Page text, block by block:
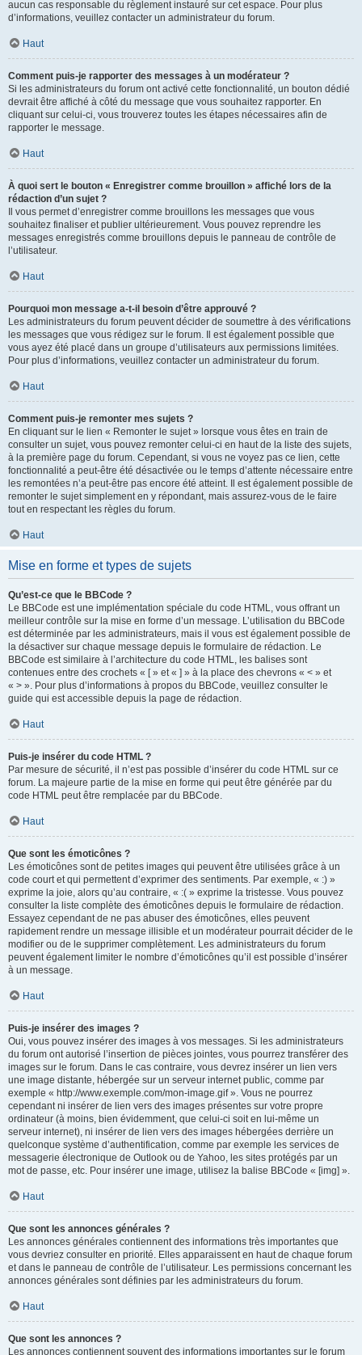
aucun cas responsable du règlement instauré sur cet espace. Pour plus
d’informations, veuillez contacter un administrateur du forum.
Haut
Comment puis-je rapporter des messages à un modérateur ?
Si les administrateurs du forum ont activé cette fonctionnalité, un bouton dédié
devrait être affiché à côté du message que vous souhaitez rapporter. En
cliquant sur celui-ci, vous trouverez toutes les étapes nécessaires afin de
rapporter le message.
Haut
À quoi sert le bouton « Enregistrer comme brouillon » affiché lors de la
rédaction d’un sujet ?
Il vous permet d’enregistrer comme brouillons les messages que vous
souhaitez finaliser et publier ultérieurement. Vous pouvez reprendre les
messages enregistrés comme brouillons depuis le panneau de contrôle de
l’utilisateur.
Haut
Pourquoi mon message a-t-il besoin d’être approuvé ?
Les administrateurs du forum peuvent décider de soumettre à des vérifications
les messages que vous rédigez sur le forum. Il est également possible que
vous ayez été placé dans un groupe d’utilisateurs aux permissions limitées.
Pour plus d’informations, veuillez contacter un administrateur du forum.
Haut
Comment puis-je remonter mes sujets ?
En cliquant sur le lien « Remonter le sujet » lorsque vous êtes en train de
consulter un sujet, vous pouvez remonter celui-ci en haut de la liste des sujets,
à la première page du forum. Cependant, si vous ne voyez pas ce lien, cette
fonctionnalité a peut-être été désactivée ou le temps d’attente nécessaire entre
les remontées n’a peut-être pas encore été atteint. Il est également possible de
remonter le sujet simplement en y répondant, mais assurez-vous de le faire
tout en respectant les règles du forum.
Haut
Mise en forme et types de sujets
Qu’est-ce que le BBCode ?
Le BBCode est une implémentation spéciale du code HTML, vous offrant un
meilleur contrôle sur la mise en forme d’un message. L’utilisation du BBCode
est déterminée par les administrateurs, mais il vous est également possible de
la désactiver sur chaque message depuis le formulaire de rédaction. Le
BBCode est similaire à l’architecture du code HTML, les balises sont
contenues entre des crochets « [ » et « ] » à la place des chevrons « < » et
« > ». Pour plus d’informations à propos du BBCode, veuillez consulter le
guide qui est accessible depuis la page de rédaction.
Haut
Puis-je insérer du code HTML ?
Par mesure de sécurité, il n’est pas possible d’insérer du code HTML sur ce
forum. La majeure partie de la mise en forme qui peut être générée par du
code HTML peut être remplacée par du BBCode.
Haut
Que sont les émoticônes ?
Les émoticônes sont de petites images qui peuvent être utilisées grâce à un
code court et qui permettent d’exprimer des sentiments. Par exemple, « :) »
exprime la joie, alors qu’au contraire, « :( » exprime la tristesse. Vous pouvez
consulter la liste complète des émoticônes depuis le formulaire de rédaction.
Essayez cependant de ne pas abuser des émoticônes, elles peuvent
rapidement rendre un message illisible et un modérateur pourrait décider de le
modifier ou de le supprimer complètement. Les administrateurs du forum
peuvent également limiter le nombre d’émoticônes qu’il est possible d’insérer
à un message.
Haut
Puis-je insérer des images ?
Oui, vous pouvez insérer des images à vos messages. Si les administrateurs
du forum ont autorisé l’insertion de pièces jointes, vous pourrez transférer des
images sur le forum. Dans le cas contraire, vous devrez insérer un lien vers
une image distante, hébergée sur un serveur internet public, comme par
exemple « http://www.exemple.com/mon-image.gif ». Vous ne pourrez
cependant ni insérer de lien vers des images présentes sur votre propre
ordinateur (à moins, bien évidemment, que celui-ci soit en lui-même un
serveur internet), ni insérer de lien vers des images hébergées derrière un
quelconque système d’authentification, comme par exemple les services de
messagerie électronique de Outlook ou de Yahoo, les sites protégés par un
mot de passe, etc. Pour insérer une image, utilisez la balise BBCode « [img] ».
Haut
Que sont les annonces générales ?
Les annonces générales contiennent des informations très importantes que
vous devriez consulter en priorité. Elles apparaissent en haut de chaque forum
et dans le panneau de contrôle de l’utilisateur. Les permissions concernant les
annonces générales sont définies par les administrateurs du forum.
Haut
Que sont les annonces ?
Les annonces contiennent souvent des informations importantes sur le forum